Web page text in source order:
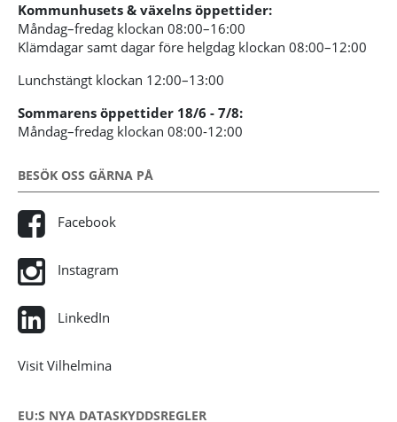
Kommunhusets & växelns öppettider:
Måndag–fredag klockan 08:00–16:00
Klämdagar samt dagar före helgdag klockan 08:00–12:00
Lunchstängt klockan 12:00–13:00
Sommarens öppettider 18/6 - 7/8:
Måndag–fredag klockan 08:00-12:00
BESÖK OSS GÄRNA PÅ
Facebook
Instagram
LinkedIn
Visit Vilhelmina
EU:S NYA DATASKYDDSREGLER